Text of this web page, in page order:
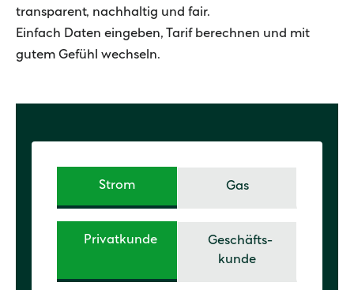
transparent, nachhaltig und fair.
Einfach Daten eingeben, Tarif berechnen und mit
gutem Gefühl wechseln.